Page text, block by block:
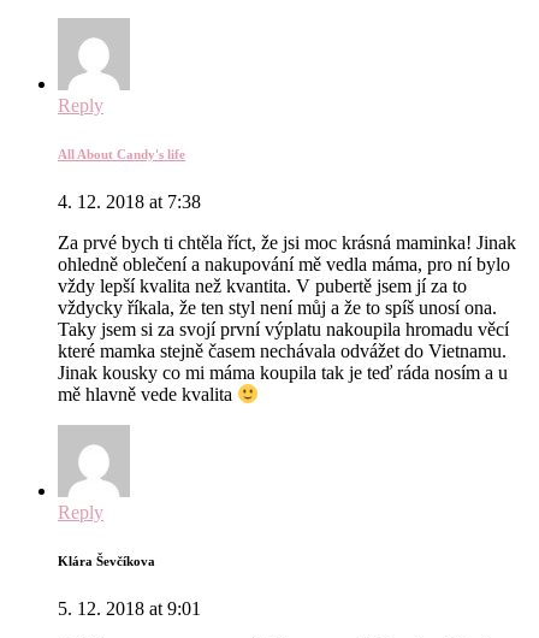
Reply
All About Candy's life
4. 12. 2018 at 7:38
Za prvé bych ti chtěla říct, že jsi moc krásná maminka! Jinak
ohledně oblečení a nakupování mě vedla máma, pro ní bylo
vždy lepší kvalita než kvantita. V pubertě jsem jí za to
vždycky říkala, že ten styl není můj a že to spíš unosí ona.
Taky jsem si za svojí první výplatu nakoupila hromadu věcí
které mamka stejně časem nechávala odvážet do Vietnamu.
Jinak kousky co mi máma koupila tak je teď ráda nosím a u
mě hlavně vede kvalita
Reply
Klára Ševčíkova
5. 12. 2018 at 9:01